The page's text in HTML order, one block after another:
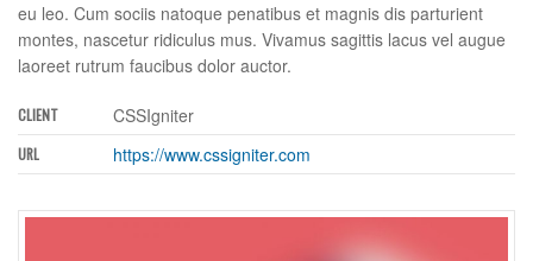
eu leo. Cum sociis natoque penatibus et magnis dis parturient
montes, nascetur ridiculus mus. Vivamus sagittis lacus vel augue
laoreet rutrum faucibus dolor auctor.
CLIENT CSSIgniter
URL https://www.cssigniter.com